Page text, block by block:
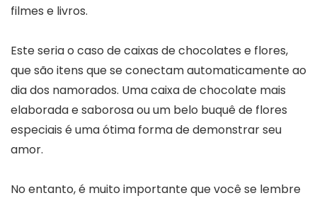
filmes e livros.
Este seria o caso de caixas de chocolates e flores,
que são itens que se conectam automaticamente ao
dia dos namorados. Uma caixa de chocolate mais
elaborada e saborosa ou um belo buquê de flores
especiais é uma ótima forma de demonstrar seu
amor.
No entanto, é muito importante que você se lembre